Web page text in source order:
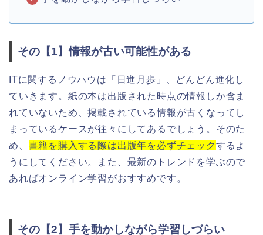
その【1】情報が古い可能性がある
ITに関するノウハウは「日進月歩」、どんどん進化し
ていきます。紙の本は出版された時点の情報しか含ま
れていないため、掲載されている情報が古くなってし
まっているケースが往々にしてあるでしょう。そのた
め、 書籍を購入する際は出版年を必ずチェック するよ
うにしてください。また、最新のトレンドを学ぶので
あればオンライン学習がおすすめです。
その【2】手を動かしながら学習しづらい